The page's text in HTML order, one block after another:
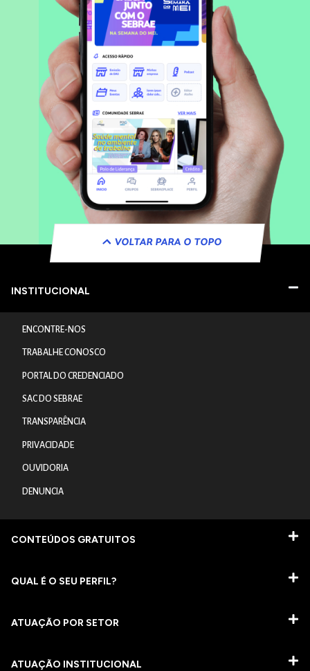
VOLTAR PARA O TOPO
INSTITUCIONAL
ENCONTRE-NOS
TRABALHE CONOSCO
PORTAL DO CREDENCIADO
SAC DO SEBRAE
TRANSPARÊNCIA
PRIVACIDADE
OUVIDORIA
DENUNCIA
CONTEÚDOS GRATUITOS
QUAL É O SEU PERFIL?
ATUAÇÃO POR SETOR
ATUAÇÃO INSTITUCIONAL